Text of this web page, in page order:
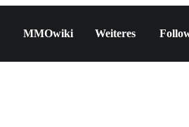
MMOwiki Weiteres